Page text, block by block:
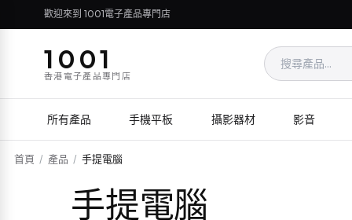
歡迎來到 1001電子產品專門店
1001
香港電子產品專門店
所有產品 手機平板 攝影器材 影音
首頁 / 產品 / 手提電腦
手提電腦